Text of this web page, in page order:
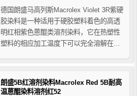
德国朗盛马高列斯Macrolex Violet 3R紫硬
胶染料是一种适用于硬胶塑料着色的高透
明红相紫色蒽醌类溶剂染料，它在热塑性
塑料的相应加工温度下可以完全溶解在塑
温性、高耐光性和高耐候性等优点，主要
应用于PS、SB、SAN、PMMA、PC、
朗盛5B红溶剂染料Macrolex Red 5B耐高
温蒽醌染料溶剂红52